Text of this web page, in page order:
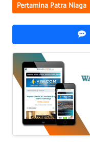
Pertamina Patra Niaga
WN
WN
WN
KALBAR
WN
KALTENG